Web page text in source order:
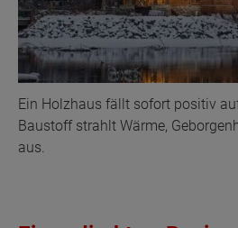
Ein Holzhaus fällt sofort positiv
Baustoff strahlt Wärme,
aus.